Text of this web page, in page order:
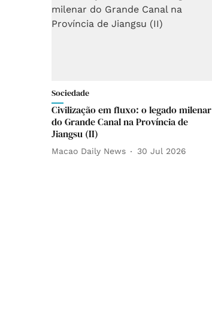
Sociedade
Civilização em fluxo: o legado milenar
do Grande Canal na Província de
Jiangsu (II)
Macao Daily News 30 Jul 2026